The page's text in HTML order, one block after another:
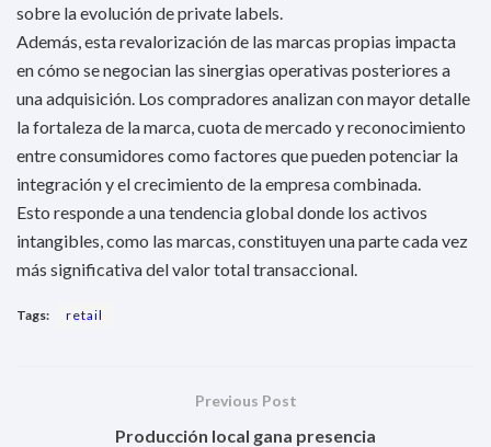
sobre la evolución de private labels.
Además, esta revalorización de las marcas propias impacta
en cómo se negocian las sinergias operativas posteriores a
una adquisición. Los compradores analizan con mayor detalle
la fortaleza de la marca, cuota de mercado y reconocimiento
entre consumidores como factores que pueden potenciar la
integración y el crecimiento de la empresa combinada.
Esto responde a una tendencia global donde los activos
intangibles, como las marcas, constituyen una parte cada vez
más significativa del valor total transaccional.
Tags: retail
Previous Post
Producción local gana presencia